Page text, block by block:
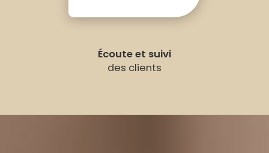
Écoute et suivi
des clients